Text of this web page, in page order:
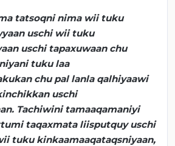
tatsoqni nima wii tuku
uschi wii tuku
uschi tapaxuwaan chu
tuku laa
chu pal lanla qalhiyaawi
uschi
Tachiwini tamaaqamaniyi
taqaxmata liisputquy uschi
tuku kinkaamaaqataqsniyaan,